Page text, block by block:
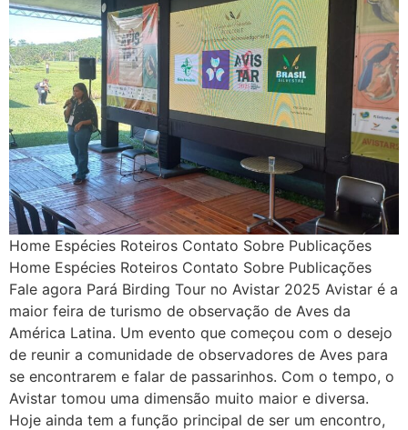
Home Espécies Roteiros Contato Sobre Publicações
Home Espécies Roteiros Contato Sobre Publicações
Fale agora Pará Birding Tour no Avistar 2025 Avistar é a
maior feira de turismo de observação de Aves da
América Latina. Um evento que começou com o desejo
de reunir a comunidade de observadores de Aves para
se encontrarem e falar de passarinhos. Com o tempo, o
Avistar tomou uma dimensão muito maior e diversa.
Hoje ainda tem a função principal de ser um encontro,